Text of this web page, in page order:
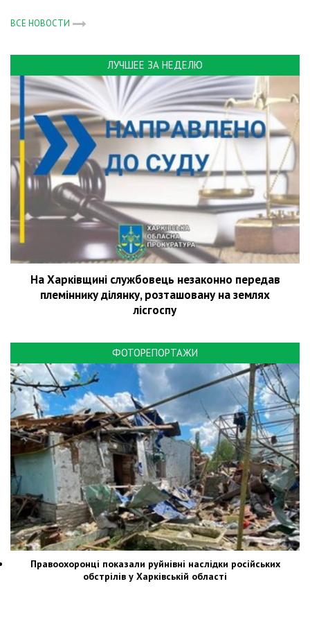
ВСЕ НОВОСТИ
ЛУЧШЕЕ ЗА НЕДЕЛЮ
На Харківщині службовець незаконно передав
племіннику ділянку, розташовану на землях
лісгоспу
ФОТОРЕПОРТАЖИ
Правоохоронці показали руйнівні наслідки російських
обстрілів у Харківській області